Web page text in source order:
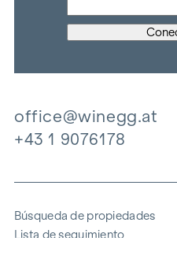
office@winegg.at
+43 1 9076178
Búsqueda de propiedades
Lista de seguimiento